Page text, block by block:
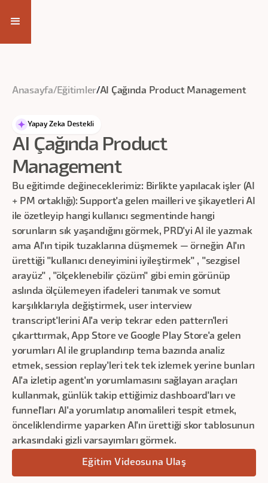
Anasayfa/ Eğitimler/AI Çağında Product Management
Yapay Zeka Destekli
AI Çağında Product
Management
Bu eğitimde değineceklerimiz: Birlikte yapılacak işler (AI
+ PM ortaklığı): Support'a gelen mailleri ve şikayetleri AI
ile özetleyip hangi kullanıcı segmentinde hangi
sorunların sık yaşandığını görmek, PRD'yi AI ile yazmak
ama AI'ın tipik tuzaklarına düşmemek — örneğin AI'ın
ürettiği "kullanıcı deneyimini iyileştirmek" , "sezgisel
arayüz" , "ölçeklenebilir çözüm" gibi emin görünüp
aslında ölçülemeyen ifadeleri tanımak ve somut
karşılıklarıyla değiştirmek, user interview
transcript'lerini AI'a verip tekrar eden pattern'leri
çıkarttırmak, App Store ve Google Play Store'a gelen
yorumları AI ile gruplandırıp tema bazında analiz
etmek, session replay'leri tek tek izlemek yerine bunları
AI'a izletip agent'ın yorumlamasını sağlayan araçları
kullanmak, günlük takip ettiğimiz dashboard'ları ve
funnel'ları AI'a yorumlatıp anomalileri tespit etmek,
önceliklendirme yaparken AI'ın ürettiği skor tablosunun
arkasındaki gizli varsayımları görmek.
Eğitim Videosuna Ulaş